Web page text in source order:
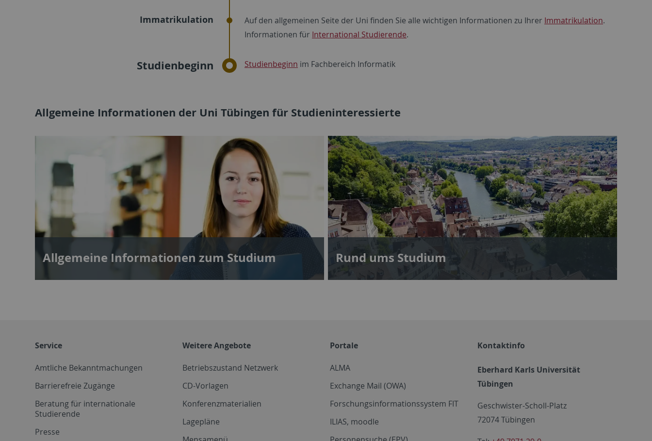
Immatrikulation Auf den allgemeinen Seite der Uni finden Sie alle wichtigen Informationen zu Ihrer Immatrikulation.
Informationen für International Studierende.
Studienbeginn Studienbeginn im Fachbereich Informatik
Allgemeine Informationen der Uni Tübingen für Studieninteressierte
Allgemeine Informationen zum Studium Rund ums Studium
Service
Amtliche Bekanntmachungen
Barrierefreie Zugänge
Beratung für internationale
Studierende
Presse
Weitere Angebote
Betriebszustand Netzwerk
CD-Vorlagen
Konferenzmaterialien
Lagepläne
Portale
ALMA
Exchange Mail (OWA)
Forschungsinformationssystem FIT
ILIAS, moodle
Kontaktinfo
Eberhard Karls Universität
Tübingen
Geschwister-Scholl-Platz
72074 Tübingen